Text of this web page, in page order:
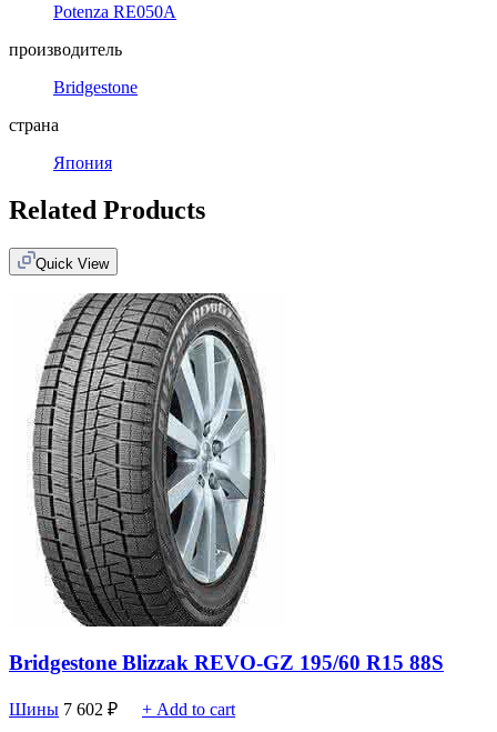
Potenza RE050A
производитель
Bridgestone
страна
Япония
Related Products
Quick View
Bridgestone Blizzak REVO-GZ 195/60 R15 88S
Шины 7 602 ₽ + Add to cart